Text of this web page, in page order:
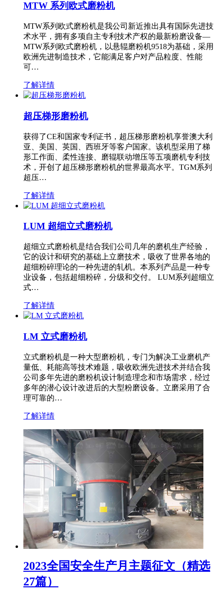
MTW 系列欧式磨粉机
MTW系列欧式磨粉机是我公司新近推出具有国际先进技
术水平，拥有多项自主专利技术产权的最新粉磨设备—
MTW系列欧式磨粉机，以悬辊磨粉机9518为基础，采用
欧洲先进制造技术，它能满足客户对产品粒度、性能
可…
了解详情
超压梯形磨粉机
获得了CE和国家专利证书，超压梯形磨粉机享誉澳大利
亚、美国、英国、西班牙等客户国家。该机型采用了梯
形工作面、柔性连接、磨辊联动增压等五项磨机专利技
术，开创了超压梯形磨粉机的世界最高水平。TGM系列
超压…
了解详情
LUM 超细立式磨粉机
超细立式磨粉机是结合我们公司几年的磨机生产经验，
它的设计和研究的基础上立磨技术，吸收了世界各地的
超细粉碎理论的一种先进的轧机。本系列产品是一种专
业设备，包括超细粉碎，分级和交付。 LUM系列超细立
式…
了解详情
LM 立式磨粉机
立式磨粉机是一种大型磨粉机，专门为解决工业磨机产
量低、耗能高等技术难题，吸收欧洲先进技术并结合我
公司多年先进的磨粉机设计制造理念和市场需求，经过
多年的潜心设计改进后的大型粉磨设备。立磨采用了合
理可靠的…
了解详情
2023全国安全生产月主题征文（精选
27篇）